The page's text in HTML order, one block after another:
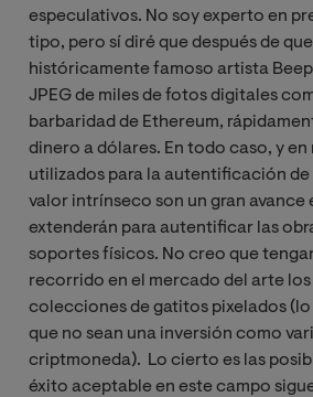
especulativos. No soy experto en
tipo, pero sí diré que después de
históricamente famoso artista
JPEG de miles de fotos digitales
barbaridad de Ethereum,
dinero a dólares. En todo caso, y en
utilizados para la autentificación de
valor intrínseco son un gran avance
extenderán para autentificar las
soportes físicos. No creo que
recorrido en el mercado del arte los
colecciones de gatitos pixelados
que no sean una inversión como
criptmoneda). Lo cierto es las
éxito aceptable en este campo